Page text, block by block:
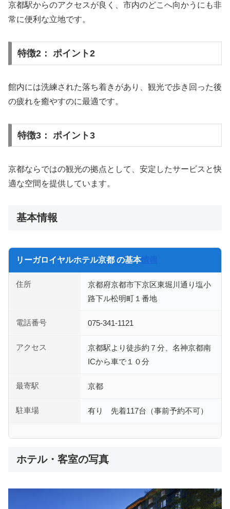
京都駅からのアクセスが良く、市内のどこへ向かうにも非
常に便利な立地です。
特徴2： ポイント2
館内には洗練された落ち着きがあり、観光で歩き回った後
の疲れを癒やすのに最適です。
特徴3： ポイント3
京都ならではの観光の拠点として、安定したサービスと快
適な空間を提供しています。
基本情報
リーガロイヤルホテル京都 の基本情報
住所
京都府京都市下京区東堀川通り塩小
路下ル松明町１番地
電話番号 075-341-1121
アクセス
京都駅より徒歩約７分、名神京都南
ICから車で１０分
最寄駅 京都
駐車場 有り 先着117台（事前予約不可）
ホテル・客室の写真